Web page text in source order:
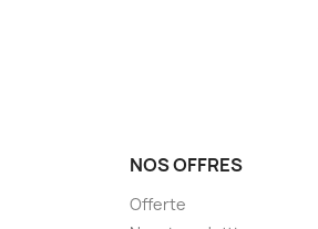
NOS OFFRES
Offerte